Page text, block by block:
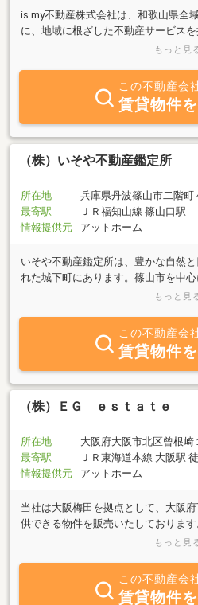
is my不動産株式会社は、和歌山県全
に、地域に根ざした不動産サービス
ン・戸建て・土地・アパート・倉庫
寄り添いながら、最適な物件をご提
環境のご説明、資金計画のご相談も
籍しており、はじめての方やご家族
街で暮らしたい」「自分に合った居
な想いを、確かな情報と親身な対応
ます。不動産購入をお考えの方は、
もっと見
この不動産会
賃貸物件
（株）いそや不動産鑑定所
所在地
兵庫県丹波篠山市二階町
最寄駅
ＪＲ福知山線 篠山口駅
情報提供元
アットホーム
いそや不動産鑑定所は、豊かな自然
れた城下町にあります。篠山市を中
っており、お客様に満足のいただけ
す。また、不動産鑑定士として不動
産鑑定評価業務も行っております。
の際の税金、登記、建築・リフォー
業家として随時、個別にご相談をお
絡くださいませ。
もっと見
この不動産会
賃貸物件
（株）ＥＧ ｅｓｔａｔｅ
所在地
大阪府大阪市北区曾根崎
最寄駅
ＪＲ東海道本線 大阪駅
情報提供元
アットホーム
当社は大阪梅田を拠点として、大阪
供できる物件を販売いたしておりま
古マンション、各物件のリノベーシ
す。又空き家対策として物件の調査
ます。弊社得意とするマンション、
もっと見
この不動産会
賃貸物件